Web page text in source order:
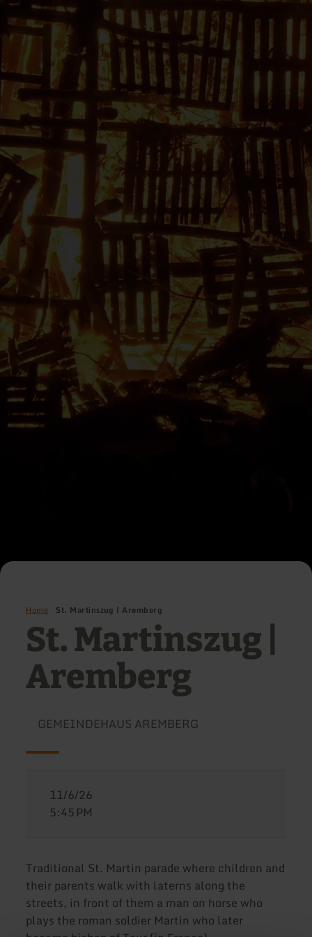
Home St. Martinszug | Aremberg
St. Martinszug |
Aremberg
GEMEINDEHAUS AREMBERG
11/6/26
5:45 PM
Traditional St. Martin parade where children and
their parents walk with laterns along the
streets, in front of them a man on horse who
plays the roman soldier Martin who later